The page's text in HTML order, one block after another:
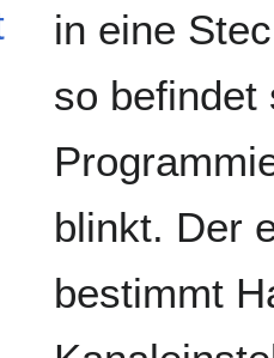
in eine
so befindet
blinkt. Der
bestimmt